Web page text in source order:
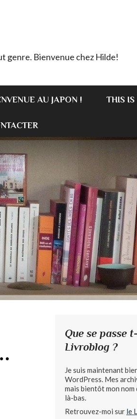
genre. Bienvenue chez Hilde!
AU JAPON ! THIS
Que se passe
Livroblog ?
Je suis maintenant
WordPress. Mes
mais bientôt mon
là-bas.
Retrouvez-moi sur le